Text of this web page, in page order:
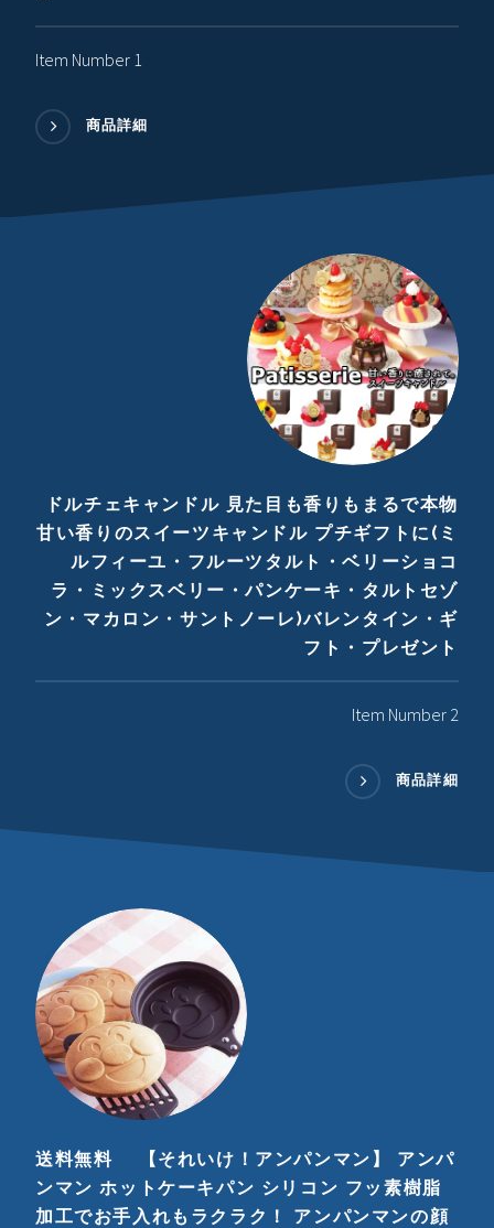
Item Number 1
商品詳細
ドルチェキャンドル 見た目も香りもまるで本物
甘い香りのスイーツキャンドル プチギフトに(ミ
ルフィーユ・フルーツタルト・ベリーショコ
ラ・ミックスベリー・パンケーキ・タルトセゾ
ン・マカロン・サントノーレ)バレンタイン・ギ
フト・プレゼント
Item Number 2
商品詳細
送料無料 【それいけ！アンパンマン】 アンパ
ンマン ホットケーキパン シリコン フッ素樹脂
加工でお手入れもラクラク！ アンパンマンの顔